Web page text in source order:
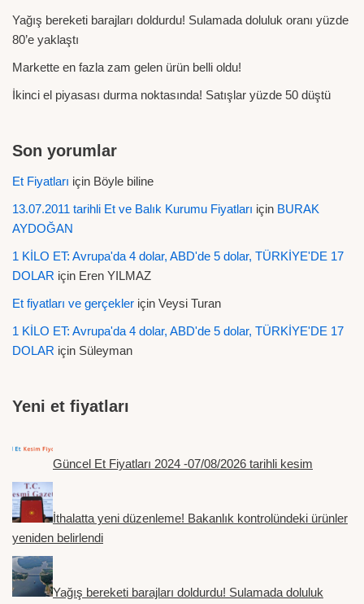
Yağış bereketi barajları doldurdu! Sulamada doluluk oranı yüzde
80’e yaklaştı
Markette en fazla zam gelen ürün belli oldu!
İkinci el piyasası durma noktasında! Satışlar yüzde 50 düştü
Son yorumlar
Et Fiyatları için Böyle biline
13.07.2011 tarihli Et ve Balık Kurumu Fiyatları için BURAK
AYDOĞAN
1 KİLO ET: Avrupa'da 4 dolar, ABD'de 5 dolar, TÜRKİYE'DE 17
DOLAR için Eren YILMAZ
Et fiyatları ve gerçekler için Veysi Turan
1 KİLO ET: Avrupa'da 4 dolar, ABD'de 5 dolar, TÜRKİYE'DE 17
DOLAR için Süleyman
Yeni et fiyatları
Güncel Et Fiyatları 2024 -07/08/2026 tarihli kesim
İthalatta yeni düzenleme! Bakanlık kontrolündeki ürünler
yeniden belirlendi
Yağış bereketi barajları doldurdu! Sulamada doluluk